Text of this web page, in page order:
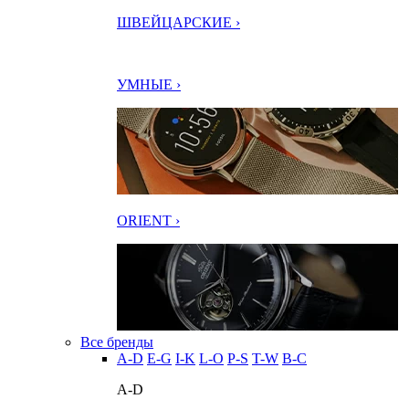
ШВЕЙЦАРСКИЕ ›
УМНЫЕ ›
ORIENT ›
Все бренды
A-D E-G I-K L-O P-S T-W В-С
A-D